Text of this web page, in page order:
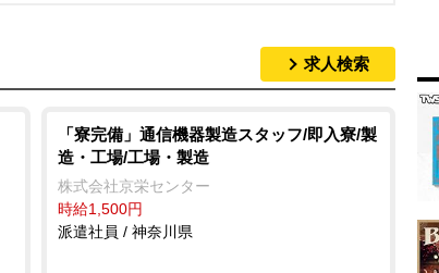
求人検索
「寮完備」通信機器製造スタッフ/即入寮/製
造・工場/工場・製造
株式会社京栄センター
時給1,500円
派遣社員 / 神奈川県